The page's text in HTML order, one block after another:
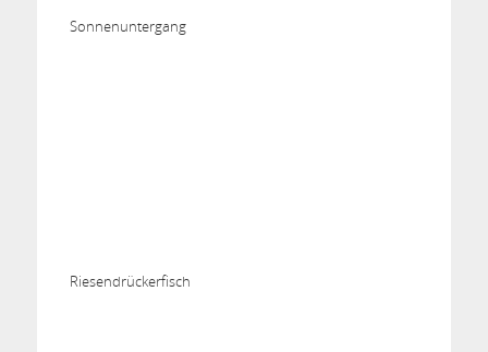
Sonnenuntergang
Riesendrückerfisch